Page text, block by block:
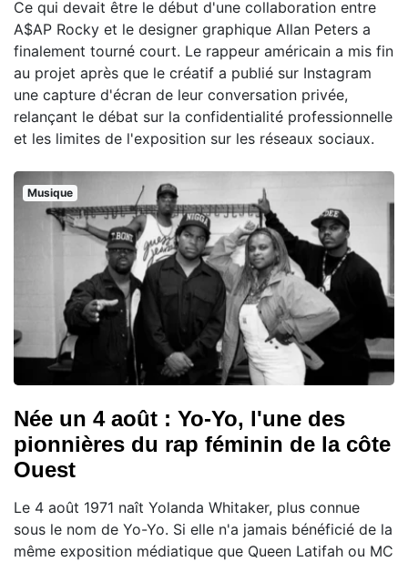
Ce qui devait être le début d'une collaboration entre
A$AP Rocky et le designer graphique Allan Peters a
finalement tourné court. Le rappeur américain a mis fin
au projet après que le créatif a publié sur Instagram
une capture d'écran de leur conversation privée,
relançant le débat sur la confidentialité professionnelle
et les limites de l'exposition sur les réseaux sociaux.
Musique
Née un 4 août : Yo-Yo, l'une des
pionnières du rap féminin de la côte
Ouest
Le 4 août 1971 naît Yolanda Whitaker, plus connue
sous le nom de Yo-Yo. Si elle n'a jamais bénéficié de la
même exposition médiatique que Queen Latifah ou MC